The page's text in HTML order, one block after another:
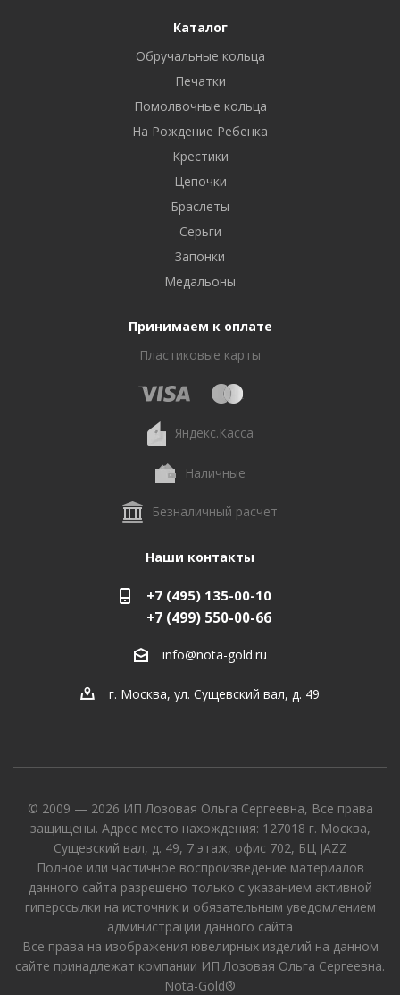
Каталог
Обручальные кольца
Печатки
Помолвочные кольца
На Рождение Ребенка
Крестики
Цепочки
Браслеты
Серьги
Запонки
Медальоны
Принимаем к оплате
Пластиковые карты
Яндекс.Касса
Наличные
Безналичный расчет
Наши контакты
+7 (495) 135-00-10
+7 (499) 550-00-66
info@nota-gold.ru
г. Москва, ул. Сущевский вал, д. 49
© 2009 — 2026 ИП Лозовая Ольга Сергеевна, Все права
защищены. Адрес место нахождения: 127018 г. Москва,
Сущевский вал, д. 49, 7 этаж, офис 702, БЦ JAZZ
Полное или частичное воспроизведение материалов
данного сайта разрешено только с указанием активной
гиперссылки на источник и обязательным уведомлением
администрации данного сайта
Все права на изображения ювелирных изделий на данном
сайте принадлежат компании ИП Лозовая Ольга Сергеевна.
Nota-Gold®